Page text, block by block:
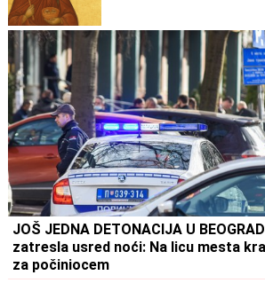
JOŠ JEDNA DETONACIJA U
zatresla usred noći: Na licu mesta
za počiniocem